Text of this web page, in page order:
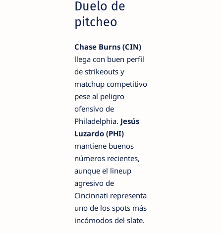
Duelo de
pitcheo
Chase Burns (CIN)
llega con buen perfil
de strikeouts y
matchup competitivo
pese al peligro
ofensivo de
Philadelphia. Jesús
Luzardo (PHI)
mantiene buenos
números recientes,
aunque el lineup
agresivo de
Cincinnati representa
uno de los spots más
incómodos del slate.